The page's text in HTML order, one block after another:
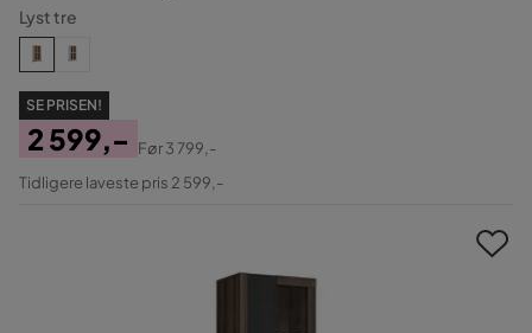
Lyst tre
SE PRISEN!
Pris
2 599,-
Original
Før3 799,-
Tidligere laveste pris 2 599,-